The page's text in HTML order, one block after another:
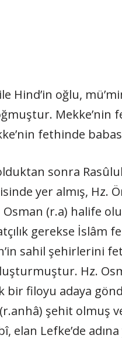
Hind’in oğlu,
Mekke’nin
fethinde
sonra
yer almış, Hz.
(r.a) halife
gerekse İslâm
sahil şehirlerini
Hz.
bir filoyu adaya
şehit olmuş
elan Lefke’de